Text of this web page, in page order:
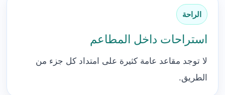
الراحة
استراحات داخل المطاعم
لا توجد مقاعد عامة كثيرة على امتداد كل جزء من
الطريق.